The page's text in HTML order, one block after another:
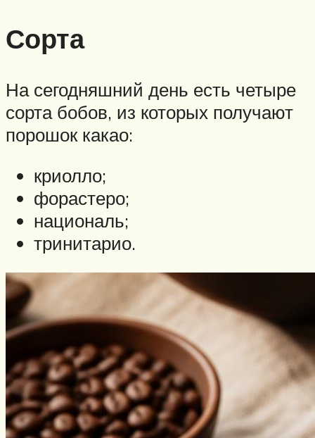
Сорта
На сегодняшний день есть четыре
сорта бобов, из которых получают
порошок какао:
криолло;
форастеро;
националь;
тринитарио.